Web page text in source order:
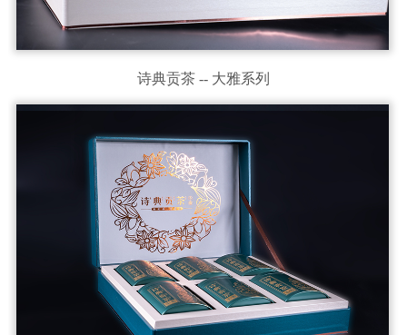
诗典贡茶 -- 大雅系列